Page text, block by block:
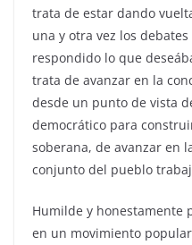
trata de estar dando
una y otra vez los
respondido lo que
trata de avanzar en la
desde un punto de vista
democrático para
soberana, de avanzar en
conjunto del pueblo
Humilde y honestamente
en un movimiento